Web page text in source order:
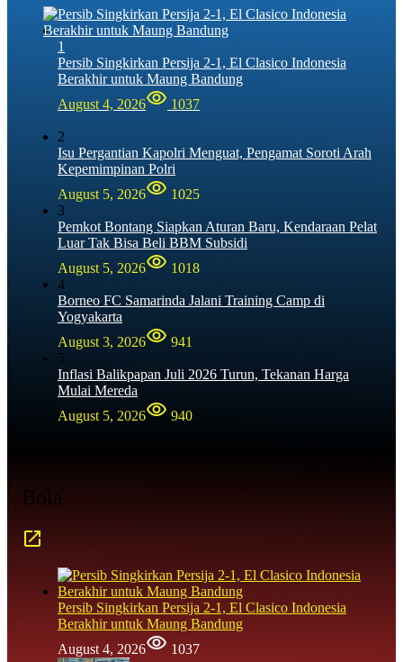
1
Persib Singkirkan Persija 2-1, El Clasico Indonesia
Berakhir untuk Maung Bandung
August 4, 2026
1037
2
Isu Pergantian Kapolri Menguat, Pengamat Soroti Arah
Kepemimpinan Polri
August 5, 2026
1025
3
Pemkot Bontang Siapkan Aturan Baru, Kendaraan Pelat
Luar Tak Bisa Beli BBM Subsidi
August 5, 2026
1018
4
Borneo FC Samarinda Jalani Training Camp di
Yogyakarta
August 3, 2026
941
5
Inflasi Balikpapan Juli 2026 Turun, Tekanan Harga
Mulai Mereda
August 5, 2026
940
Bola
Persib Singkirkan Persija 2-1, El Clasico Indonesia
Berakhir untuk Maung Bandung
August 4, 2026
1037